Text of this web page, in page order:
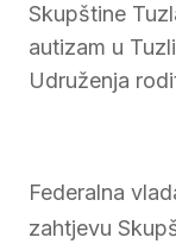
Skupštine
autizam u
Udruženja
Federalna
zahtjevu